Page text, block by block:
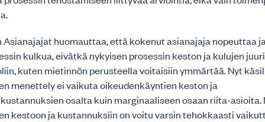
Asianajajat huomauttaa, että kokenut asianajaja nopeuttaa
kulkua, eivätkä nykyisen prosessin keston ja kulujen
kuten mietinnön perusteella voitaisiin ymmärtää. Nyt
menettely ei vaikuta oikeudenkäyntien keston ja
osalta kuin marginaaliseen osaan riita-asioita.
kestoon ja kustannuksiin on voitu varsin tehokkaasti